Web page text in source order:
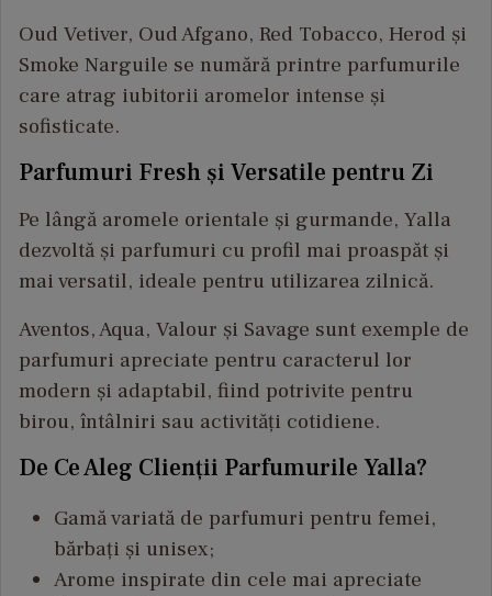
Oud Vetiver, Oud Afgano, Red Tobacco, Herod și
Smoke Narguile se numără printre parfumurile
care atrag iubitorii aromelor intense și
sofisticate.
Parfumuri Fresh și Versatile pentru Zi
Pe lângă aromele orientale și gurmande, Yalla
dezvoltă și parfumuri cu profil mai proaspăt și
mai versatil, ideale pentru utilizarea zilnică.
Aventos, Aqua, Valour și Savage sunt exemple de
parfumuri apreciate pentru caracterul lor
modern și adaptabil, fiind potrivite pentru
birou, întâlniri sau activități cotidiene.
De Ce Aleg Clienții Parfumurile Yalla?
Gamă variată de parfumuri pentru femei,
bărbați și unisex;
Arome inspirate din cele mai apreciate